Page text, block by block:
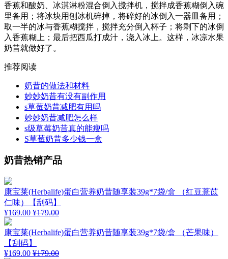
香蕉和酸奶、冰淇淋粉混合倒入搅拌机，搅拌成香蕉糊倒入碗
里备用；将冰块用刨冰机碎掉，将碎好的冰倒入一器皿备用；
取一半的冰与香蕉糊搅拌，搅拌充分倒入杯子；将剩下的冰倒
入香蕉糊上；最后把西瓜打成汁，浇入冰上。这样，冰凉水果
奶昔就做好了。
推荐阅读
奶昔的做法和材料
妙妙奶昔有没有副作用
s草莓奶昔减肥有用吗
妙妙奶昔减肥怎么样
s级草莓奶昔真的能瘦吗
S草莓奶昔多少钱一盒
奶昔热销产品
康宝莱(Herbalife)蛋白营养奶昔随享装39g*7袋/盒 （红豆薏苡
仁味）【刮码】
¥169.00 ¥179.00
康宝莱(Herbalife)蛋白营养奶昔随享装39g*7袋/盒 （芒果味）
【刮码】
¥169.00 ¥179.00